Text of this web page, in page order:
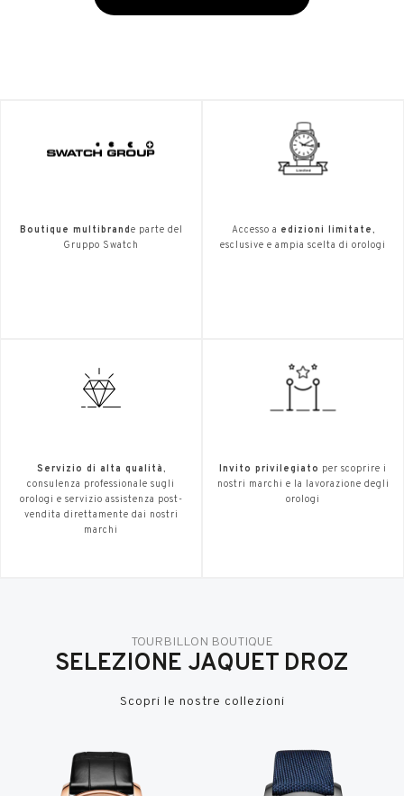
Boutique multibrand e parte del
Gruppo Swatch
Accesso a edizioni limitate,
esclusive e ampia scelta di orologi
Servizio di alta qualità,
consulenza professionale sugli
orologi e servizio assistenza post-
vendita direttamente dai nostri
marchi
Invito privilegiato per scoprire i
nostri marchi e la lavorazione degli
orologi
TOURBILLON BOUTIQUE
SELEZIONE JAQUET DROZ
Scopri le nostre collezioni